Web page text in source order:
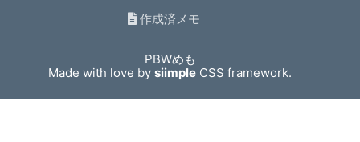
作成済メモ
PBWめも
Made with love bysiimple CSS framework.